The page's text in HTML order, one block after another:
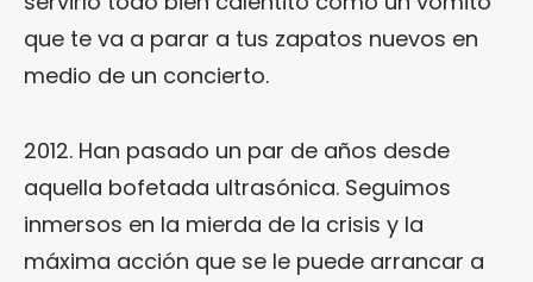
que te va a parar a tus zapatos nuevos en
medio de un concierto.
2012. Han pasado un par de años desde
aquella bofetada ultrasónica. Seguimos
inmersos en la mierda de la crisis y la
máxima acción que se le puede arrancar a